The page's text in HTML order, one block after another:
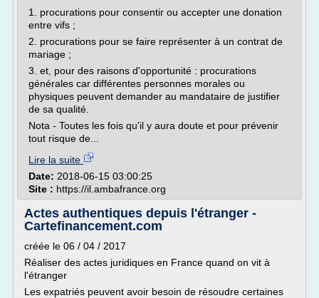
1. procurations pour consentir ou accepter une donation
entre vifs ;
2. procurations pour se faire représenter à un contrat de
mariage ;
3. et, pour des raisons d'opportunité : procurations
générales car différentes personnes morales ou
physiques peuvent demander au mandataire de justifier
de sa qualité.
Nota - Toutes les fois qu'il y aura doute et pour prévenir
tout risque de...
Lire la suite
Date: 2018-06-15 03:00:25
Site : https://il.ambafrance.org
Actes authentiques depuis l'étranger -
Cartefinancement.com
créée le 06 / 04 / 2017
Réaliser des actes juridiques en France quand on vit à
l'étranger
Les expatriés peuvent avoir besoin de résoudre certaines